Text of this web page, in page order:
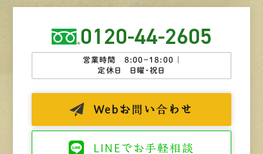
0120-44-2605
営業時間 8:00−18:00 ｜
定休日 日曜・祝日
Web お問い合わせ
LINEで お手軽相談